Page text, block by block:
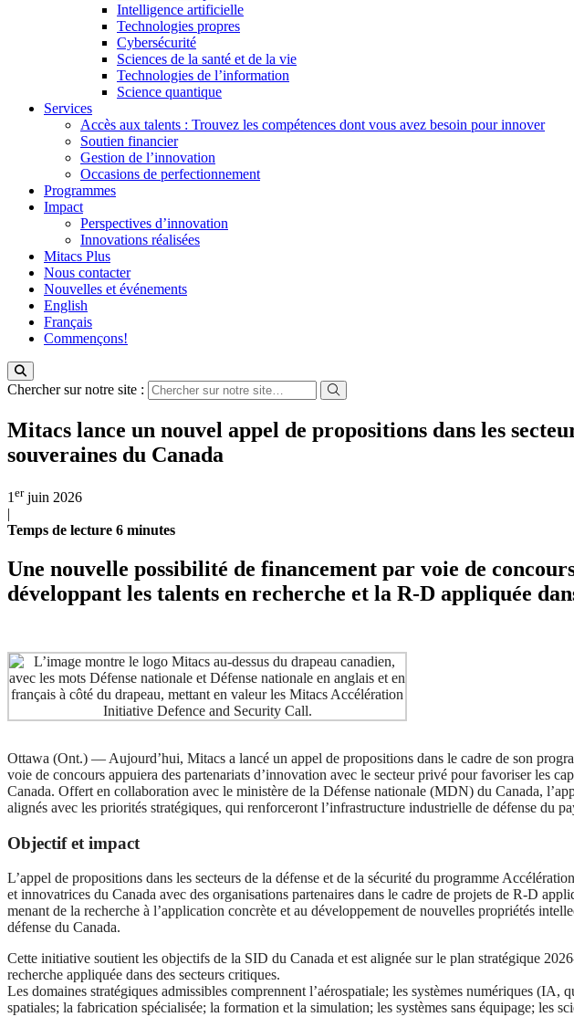
Intelligence artificielle
Technologies propres
Cybersécurité
Sciences de la santé et de la vie
Technologies de l’information
Science quantique
Services
Accès aux talents : Trouvez les compétences dont vous avez besoin pour innover
Soutien financier
Gestion de l’innovation
Occasions de perfectionnement
Programmes
Impact
Perspectives d’innovation
Innovations réalisées
Mitacs Plus
Nous contacter
Nouvelles et événements
English
Français
Commençons!
Chercher sur notre site :
Mitacs lance un nouvel appel de propositions dans les
souveraines du Canada
1 erjuin 2026
|
Temps de lecture 6 minutes
Une nouvelle possibilité de financement par voie de
développant les talents en recherche et la R-D appliquée
Ottawa (Ont.) — Aujourd’hui, Mitacs a lancé un appel de propositions dans le cadre de son
voie de concours appuiera des partenariats d’innovation avec le secteur privé pour favoriser les
Canada. Offert en collaboration avec le ministère de la Défense nationale (MDN) du Canada,
alignés avec les priorités stratégiques, qui renforceront l’infrastructure industrielle de défense du
Objectif et impact
L’appel de propositions dans les secteurs de la défense et de la sécurité du programme
et innovatrices du Canada avec des organisations partenaires dans le cadre de projets de R-D
menant de la recherche à l’application concrète et au développement de nouvelles propriétés
défense du Canada.
Cette initiative soutient les objectifs de la SID du Canada et est alignée sur le plan stratégique
recherche appliquée dans des secteurs critiques.
Les domaines stratégiques admissibles comprennent l’aérospatiale; les systèmes numériques
spatiales; la fabrication spécialisée; la formation et la simulation; les systèmes sans équipage; les